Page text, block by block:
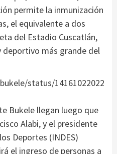
permite la inmunización
el equivalente a dos
del Estadio Cuscatlán,
más grande del
status/14161022022
Bukele llegan luego que
Alabi, y el presidente
Deportes (INDES)
el ingreso de personas a